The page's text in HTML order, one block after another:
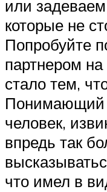
или
которые не
Попробуйте
партнером
стало тем,
Понимающий
человек,
впредь так
что имел в